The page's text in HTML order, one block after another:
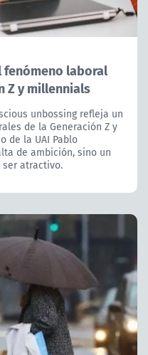
fenómeno laboral
Z y millennials
unbossing refleja un
de la Generación Z y
de la UAI Pablo
de ambición, sino un
ser atractivo.